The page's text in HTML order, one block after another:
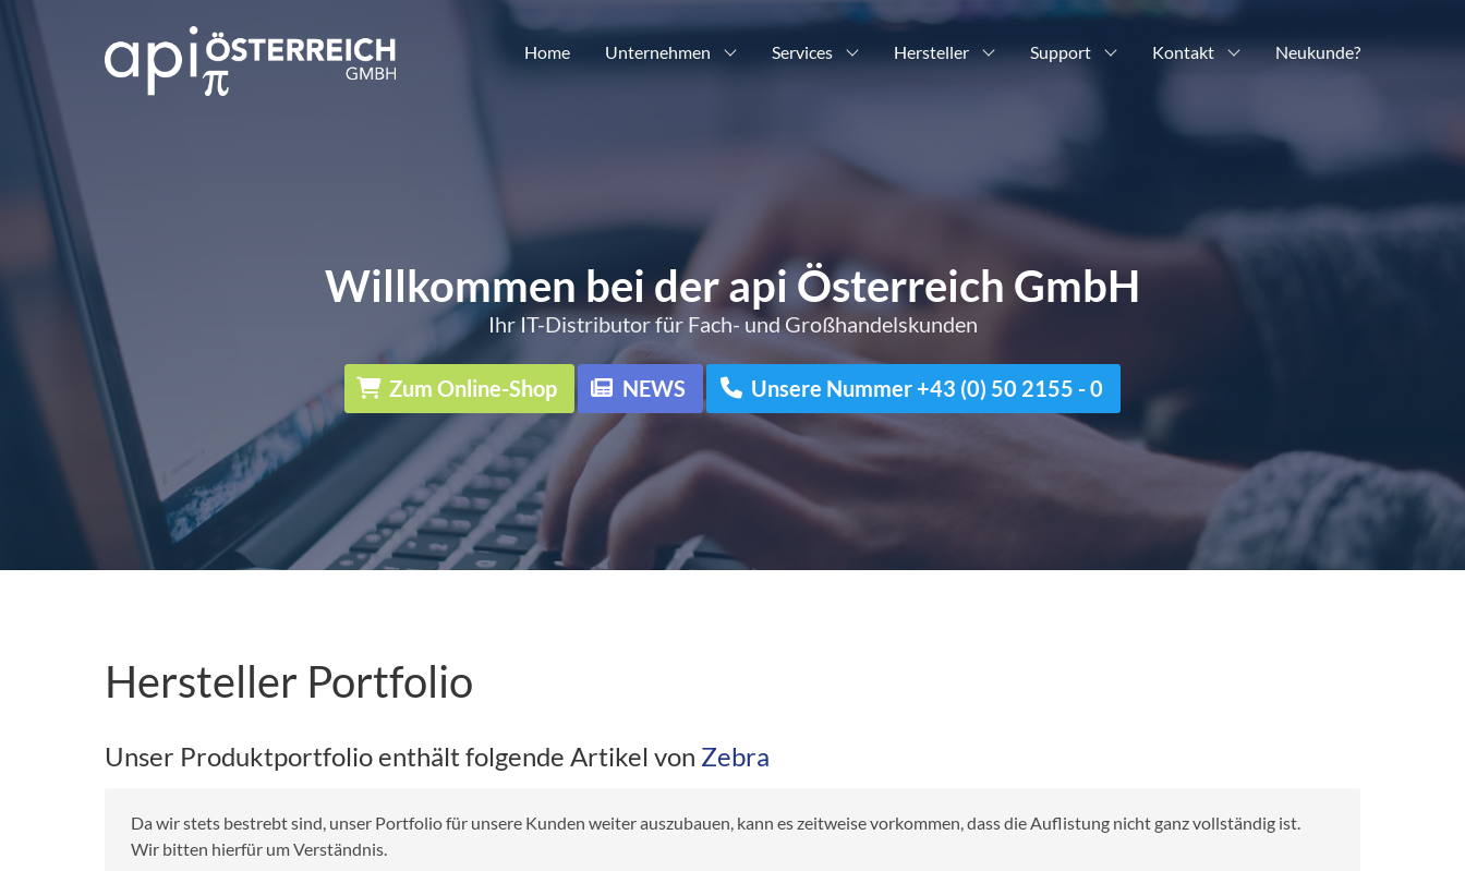
Home Unternehmen Services Hersteller Support Kontakt Neukunde?
Willkommen bei der api Österreich GmbH
Ihr IT-Distributor für Fach- und Großhandelskunden
Zum Online-Shop NEWS Unsere Nummer +43 (0) 50 2155 - 0
Hersteller Portfolio
Unser Produktportfolio enthält folgende Artikel von Zebra
Da wir stets bestrebt sind, unser Portfolio für unsere Kunden weiter auszubauen, kann es zeitweise vorkommen, dass die Auflistung nicht ganz vollständig ist.
Wir bitten hierfür um Verständnis.